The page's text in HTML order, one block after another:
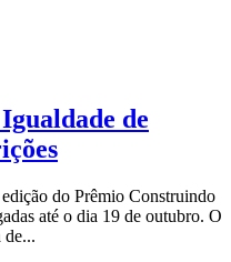
de
do Prêmio Construindo
até o dia 19 de outubro. O
de...